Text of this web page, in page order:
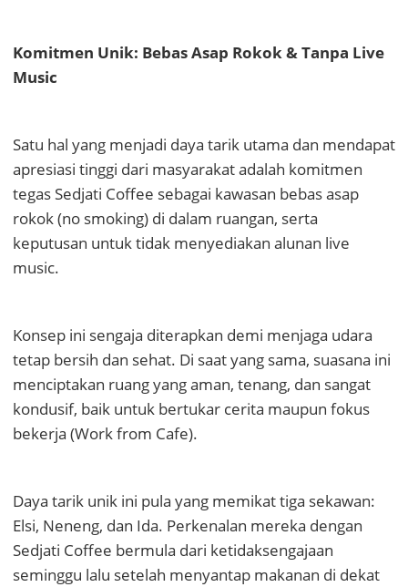
Komitmen Unik: Bebas Asap Rokok & Tanpa Live
Music
Satu hal yang menjadi daya tarik utama dan mendapat
apresiasi tinggi dari masyarakat adalah komitmen
tegas Sedjati Coffee sebagai kawasan bebas asap
rokok (no smoking) di dalam ruangan, serta
keputusan untuk tidak menyediakan alunan live
music.
Konsep ini sengaja diterapkan demi menjaga udara
tetap bersih dan sehat. Di saat yang sama, suasana ini
menciptakan ruang yang aman, tenang, dan sangat
kondusif, baik untuk bertukar cerita maupun fokus
bekerja (Work from Cafe).
Daya tarik unik ini pula yang memikat tiga sekawan:
Elsi, Neneng, dan Ida. Perkenalan mereka dengan
Sedjati Coffee bermula dari ketidaksengajaan
seminggu lalu setelah menyantap makanan di dekat